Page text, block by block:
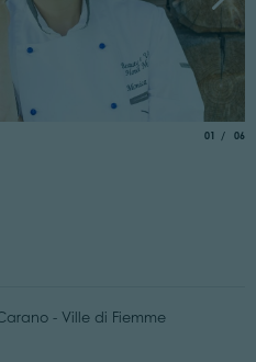
01 of
06
- Ville di Fiemme